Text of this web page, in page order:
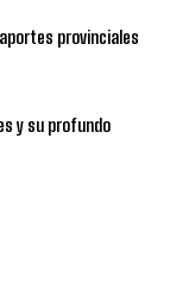
provinciales
y su profundo